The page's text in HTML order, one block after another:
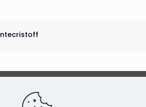
de vente
|Contact